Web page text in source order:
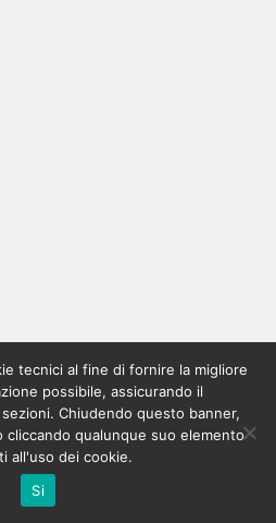
tecnici al fine di fornire la migliore
possibile, assicurando il
Chiudendo questo banner,
cliccando qualunque suo elemento
all'uso dei cookie.
Si